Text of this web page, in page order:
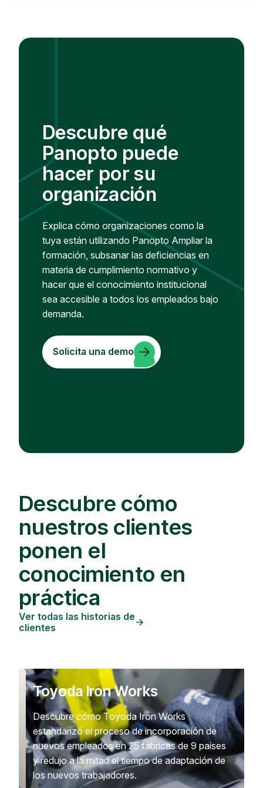
Descubre qué
Panopto puede
hacer por su
organización
Explica cómo organizaciones como la
tuya están utilizando Panopto Ampliar la
formación, subsanar las deficiencias en
materia de cumplimiento normativo y
hacer que el conocimiento institucional
sea accesible a todos los empleados bajo
demanda.
Solicita una demo
Descubre cómo
nuestros clientes
ponen el
conocimiento en
práctica
Ver todas las historias de
clientes
Toyoda Iron Works
Descubre cómo Toyoda Iron Works
estandarizó el proceso de incorporación de
nuevos empleados en 25 fábricas de 9 países
y redujo a la mitad el tiempo de adaptación de
los nuevos trabajadores.
Lee su historia